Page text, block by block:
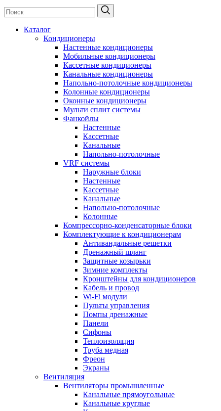
Каталог
Кондиционеры
Настенные кондиционеры
Мобильные кондиционеры
Кассетные кондиционеры
Канальные кондиционеры
Напольно-потолочные кондиционеры
Колонные кондиционеры
Оконные кондиционеры
Мульти сплит системы
Фанкойлы
Настенные
Кассетные
Канальные
Напольно-потолочные
VRF системы
Наружные блоки
Настенные
Кассетные
Канальные
Напольно-потолочные
Колонные
Компрессорно-конденсаторные блоки
Комплектующие к кондиционерам
Антивандальные решетки
Дренажный шланг
Защитные козырьки
Зимние комплекты
Кронштейны для кондиционеров
Кабель и провод
Wi-Fi модули
Пульты управления
Помпы дренажные
Панели
Сифоны
Теплоизоляция
Труба медная
Фреон
Экраны
Вентиляция
Вентиляторы промышленные
Канальные прямоугольные
Канальные круглые